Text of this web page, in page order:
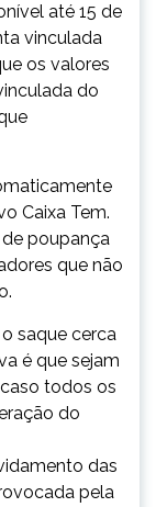
até 15 de
vinculada
os valores
do
Caixa Tem.
poupança
que não
saque cerca
é que sejam
todos os
do
das
pela